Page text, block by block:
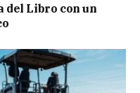
del Libro con un